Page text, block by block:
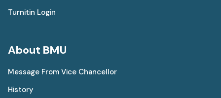
Turnitin Login
About BMU
Message From Vice Chancellor
History